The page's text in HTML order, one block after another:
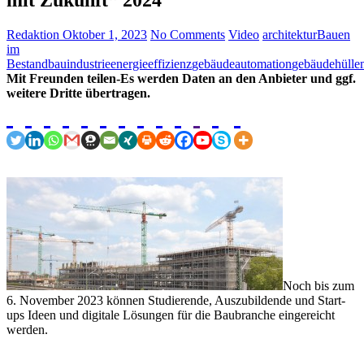
Redaktion Oktober 1, 2023 No Comments Video architekturBauen
im
Bestandbauindustrieenergieeffizienzgebäudeautomationgebäudehülle
Mit Freunden teilen-Es werden Daten an den Anbieter und ggf.
weitere Dritte übertragen.
Noch bis zum
6. November 2023 können Studierende, Auszubildende und Start-
ups Ideen und digitale Lösungen für die Baubranche eingereicht
werden.